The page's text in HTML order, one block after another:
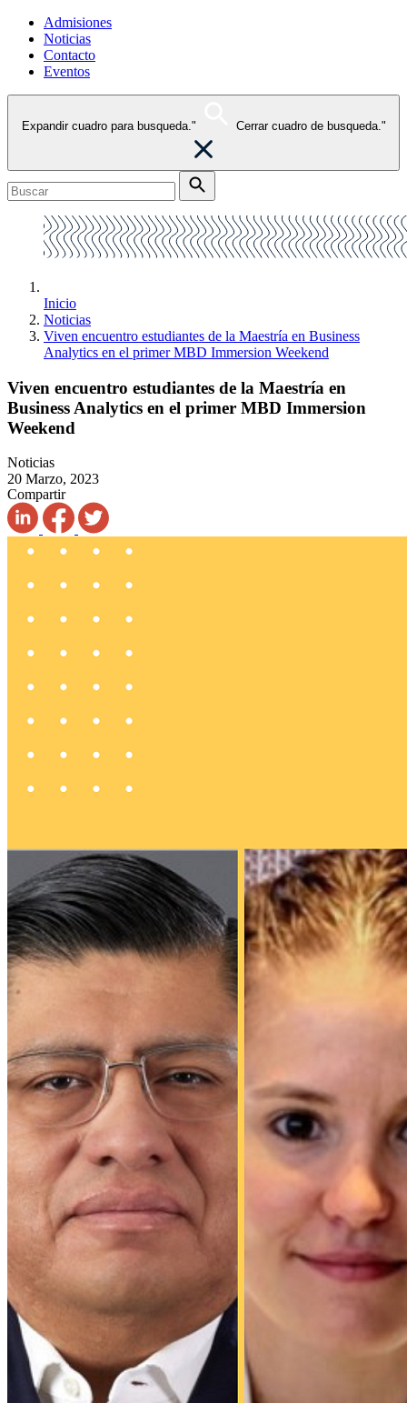
Admisiones
Noticias
Contacto
Eventos
Expandir cuadro para busqueda." Cerrar cuadro de busqueda."
Inicio
Noticias
Viven encuentro estudiantes de la Maestría en Business
Analytics en el primer MBD Immersion Weekend
Viven encuentro estudiantes de la Maestría en
Business Analytics en el primer MBD Immersion
Weekend
Noticias
20 Marzo, 2023
Compartir